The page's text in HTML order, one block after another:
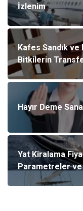
İzlenim
Kafes Sandık
Bitkilerin
Hayır Deme
Yat Kiralama
Parametreler ve